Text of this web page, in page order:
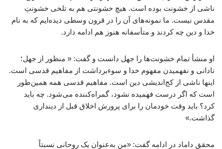
ناشی از خشونت بوده است. هیچ خشونتی هم به تلخی خشونتِ
مقدس نیست. ما نمونه‌های آن را در قرون وسطی دیده‌ایم که به نام
خدا و دین چه کردند و متأسفانه هنوز هم ادامه دارد.
او منشأ تمام خشونت‌ها را جهل دانست و گفت: « منظور از جهل؛
نادانی و نفهمیدن مفهوم خدا و سوءبرداشت از مفاهیم قدسی است.
اینها ناشی از کج‌اندیشی دین است. مفاهیم قدسی همه همین‌طور
است که اگر درست فهمیده نشود، گمراه‌کننده می‌شود. چه باید
کرد؟ باید وقت خودمان را برای پرورش اخلاق قبل از دینداری
گذاشت.»
محقق داماد در ادامه گفت: «من به‌عنوان یک روحانی نسبتاً